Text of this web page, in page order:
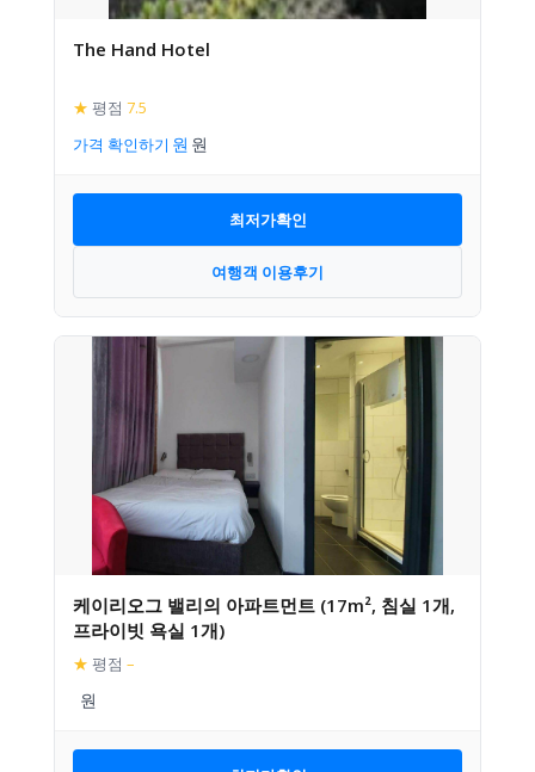
The Hand Hotel
★ 평점 7.5
가격 확인하기
최저가확인
여행객 이용후기
케이리오그 밸리의 아파트먼트 (17m², 침실 1개,
프라이빗 욕실 1개)
★ 평점 –